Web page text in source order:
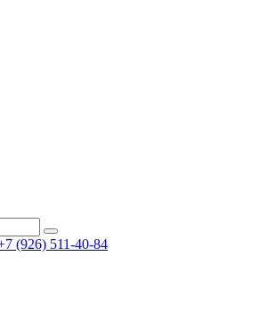
(926) 511-40-84